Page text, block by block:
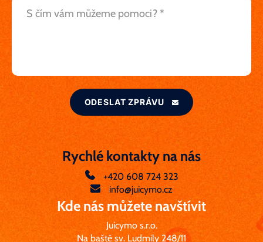
ODESLAT ZPRÁVU
Rychlé kontakty na nás
+420 608 724 323
info@juicymo.cz
Kde nás můžete navštívit
Juicymo s.r.o.
Na baště sv. Ludmily 248/11